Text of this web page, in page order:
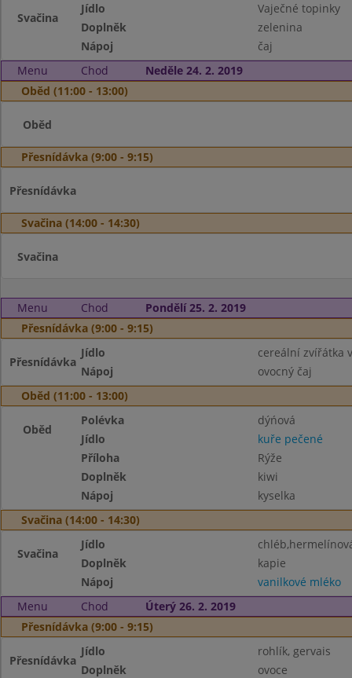
Svačina
Jídlo
Vaječné topinky
Doplněk
zelenina
Nápoj
čaj
Menu
Chod
Neděle 24. 2. 2019
Oběd (11:00 - 13:00)
Oběd
Přesnídávka (9:00 - 9:15)
Přesnídávka
Svačina (14:00 - 14:30)
Svačina
Menu Chod
Pondělí 25. 2. 2019
Přesnídávka (9:00 - 9:15)
Přesnídávka
Jídlo
cereální zvířátka
Nápoj
ovocný čaj
Oběd (11:00 - 13:00)
Oběd
Polévka
dýńová
Jídlo
kuře pečené
Příloha
Rýže
Doplněk
kiwi
Nápoj
kyselka
Svačina (14:00 - 14:30)
Svačina
Jídlo
Doplněk
kapie
Nápoj
vanilkové mléko
Menu
Chod
Úterý 26. 2. 2019
Přesnídávka (9:00 - 9:15)
Přesnídávka
Jídlo
rohlík, gervais
Doplněk
ovoce